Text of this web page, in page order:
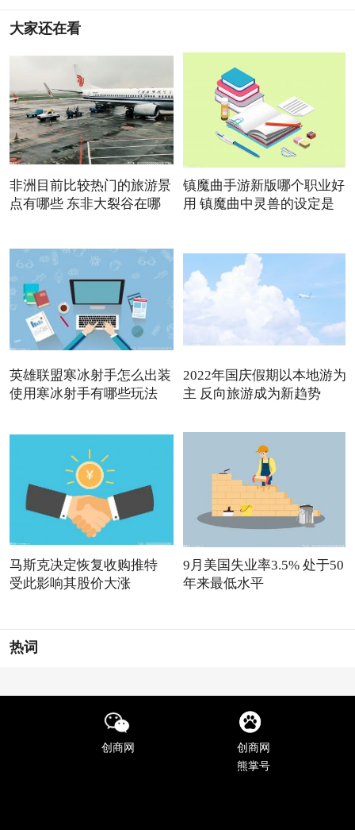
大家还在看
非洲目前比较热门的旅游景
点有哪些 东非大裂谷在哪
镇魔曲手游新版哪个职业好
用 镇魔曲中灵兽的设定是
英雄联盟寒冰射手怎么出装
使用寒冰射手有哪些玩法
2022年国庆假期以本地游为
主 反向旅游成为新趋势
马斯克决定恢复收购推特
受此影响其股价大涨
9月美国失业率3.5% 处于50
年来最低水平
热词
创商网
创商网
熊掌号